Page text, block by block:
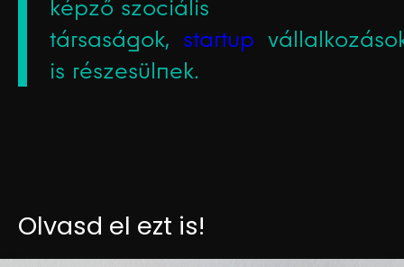
képző szociális
társaságok, startup
is részesülnek.
Olvasd el ezt is!